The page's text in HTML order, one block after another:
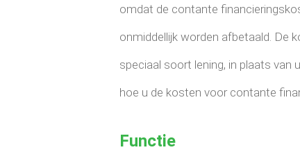
omdat de contante
onmiddellijk worden afbetaald. De
speciaal soort lening, in plaats van
hoe u de kosten voor contante
Functie